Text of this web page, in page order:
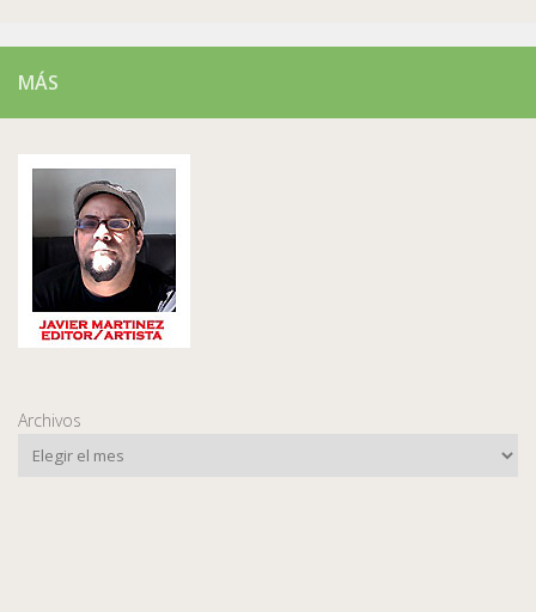
MÁS
Archivos